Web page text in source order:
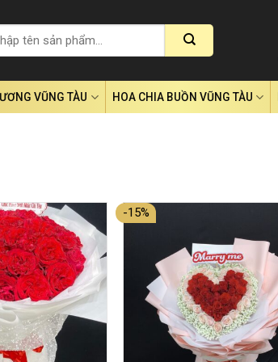
VŨNG TÀU HOA CHIA BUỒN VŨNG TÀU
-15%